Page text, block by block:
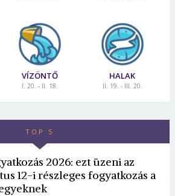
VÍZÖNTŐ
I. 20. - II. 18.
HALAK
II. 19. - III. 20.
TOP 5
2026: ezt üzeni az
12-i részleges fogyatkozás a